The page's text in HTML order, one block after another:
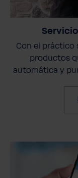
Con el práctico
productos
automática y